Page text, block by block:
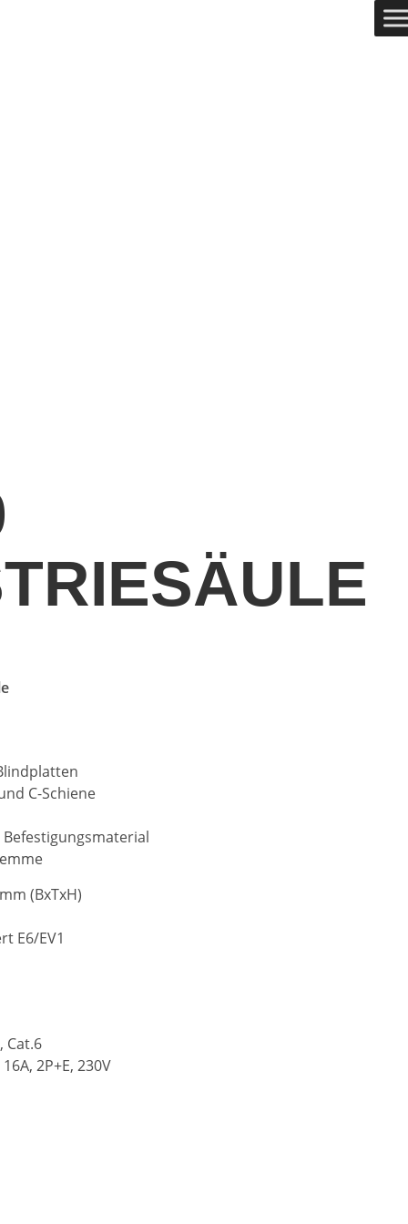
C-Schiene
(BxTxH)
E6/EV1
Cat.6
2P+E, 230V